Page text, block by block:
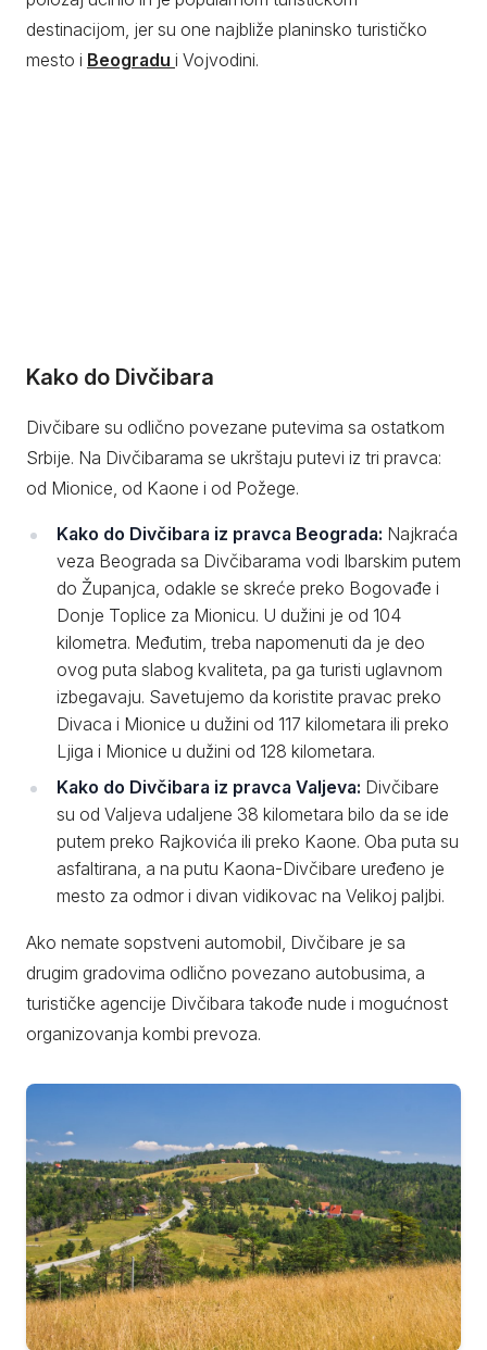
destinacijom, jer su one najbliže planinsko turističko
mesto i Beogradu i Vojvodini.
Kako do Divčibara
Divčibare su odlično povezane putevima sa ostatkom
Srbije. Na Divčibarama se ukrštaju putevi iz tri pravca:
od Mionice, od Kaone i od Požege.
Kako do Divčibara iz pravca Beograda: Najkraća
veza Beograda sa Divčibarama vodi Ibarskim putem
do Županjca, odakle se skreće preko Bogovađe i
Donje Toplice za Mionicu. U dužini je od 104
kilometra. Međutim, treba napomenuti da je deo
ovog puta slabog kvaliteta, pa ga turisti uglavnom
izbegavaju. Savetujemo da koristite pravac preko
Divaca i Mionice u dužini od 117 kilometara ili preko
Ljiga i Mionice u dužini od 128 kilometara.
Kako do Divčibara iz pravca Valjeva: Divčibare
su od Valjeva udaljene 38 kilometara bilo da se ide
putem preko Rajkovića ili preko Kaone. Oba puta su
asfaltirana, a na putu Kaona-Divčibare uređeno je
mesto za odmor i divan vidikovac na Velikoj paljbi.
Ako nemate sopstveni automobil, Divčibare je sa
drugim gradovima odlično povezano autobusima, a
turističke agencije Divčibara takođe nude i mogućnost
organizovanja kombi prevoza.